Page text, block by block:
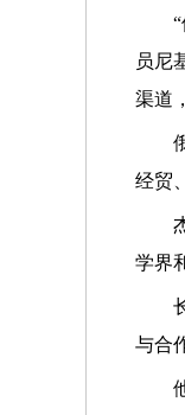
员尼
渠道
经贸
学界
与合